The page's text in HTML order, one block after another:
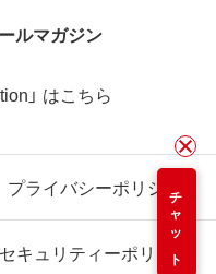
チャット
ルマガジン
」 はこちら
プライバシーポリシー
セキュリティーポリシー